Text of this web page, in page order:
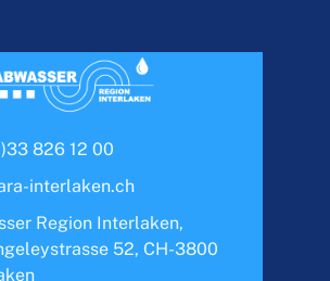
826 12 00
interlaken.ch
Region Interlaken,
52, CH-3800